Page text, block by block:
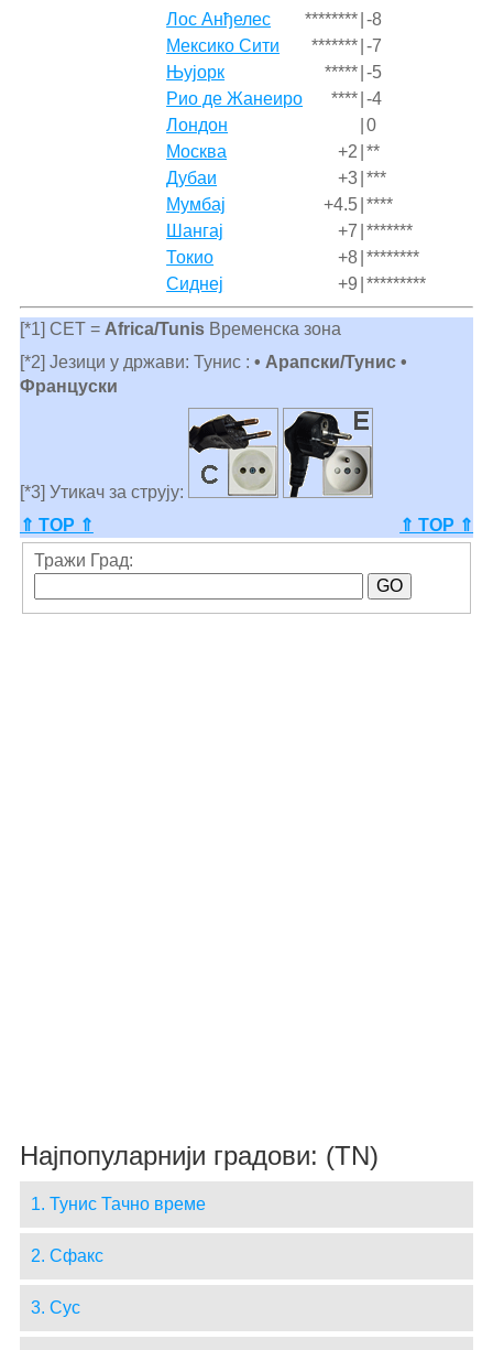
Лос Анђелес ******** -8
Мексико Сити
******* -7
Њујорк
***** -5
Рио де Жанеиро
**** -4
Лондон
0
Москва
+2 **
Дубаи
+3 ***
Мумбај
+4.5 ****
Шангај
+7 *******
Токио
+8 ********
Сиднеј
+9 *********
[*1] CET = Africa/TunisВременска зона
[*2] Језици у држави: Тунис : • Арапски/Тунис •
Француски
[*3] Утикач за струју:
⇑ TOP ⇑
⇑ TOP ⇑
Тражи Град:
Најпопуларнији градови: (TN)
1. Тунис Тачно време
2. Сфакс
3. Сус